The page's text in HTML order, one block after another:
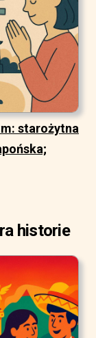
starożytna
historie